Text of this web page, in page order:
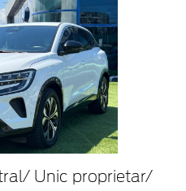
Unic proprietar/